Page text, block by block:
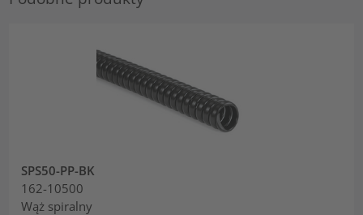
SPS50-PP-BK
162-10500
Wąż spiralny